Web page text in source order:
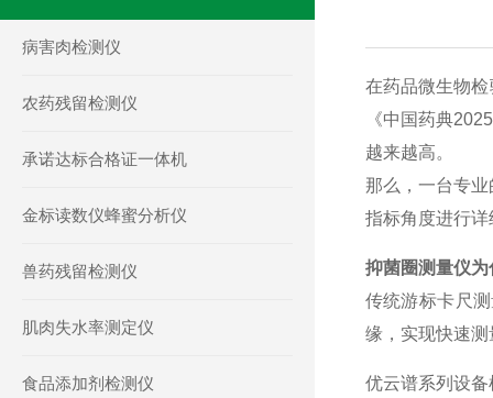
在药品微生物
《中国药典2025
越来越高。
那么，一台专
指标角度进行详
抑菌圈测量仪
传统游标卡尺
缘，实现快速
优云谱系列设
病害肉检测仪
农药残留检测仪
承诺达标合格证一体机
金标读数仪蜂蜜分析仪
兽药残留检测仪
肌肉失水率测定仪
食品添加剂检测仪